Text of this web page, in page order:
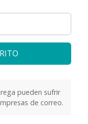
pueden sufrir
de correo.